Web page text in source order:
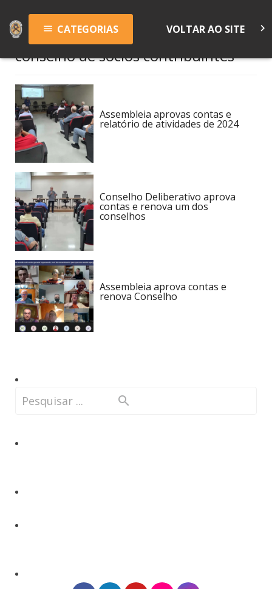
menu CATEGORIAS VOLTAR AO SITE keyboard_arrow_right
conselho de sócios contribuintes
Assembleia aprovas contas e
relatório de atividades de 2024
Conselho Deliberativo aprova
contas e renova um dos
conselhos
Assembleia aprova contas e
renova Conselho